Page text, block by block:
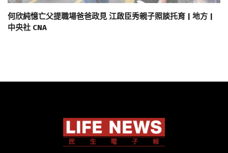
何欣純憶亡父提職場爸爸政見 江啟臣秀親子照談托育 | 地方 |
中央社 CNA